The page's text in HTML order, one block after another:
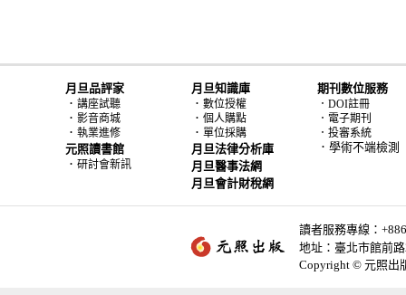
月旦品評家
． 講座試聽
． 影音商城
． 執業進修
元照讀書館
． 研討會新訊
月旦知識庫
． 數位授權
． 個人購點
． 單位採購
月旦法律分析庫
月旦醫事法網
月旦會計財稅網
期刊數位服務
．DOI註冊
．電子期刊
．投審系統
．學術不端檢測
讀者服務專線：
地址：臺北市館前
Copyright © 元照出